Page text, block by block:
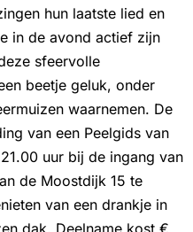
hun laatste lied en
in de avond actief zijn
sfeervolle
beetje geluk, onder
waarnemen. De
van een Peelgids van
uur bij de ingang van
de Moostdijk 15 te
van een drankje in